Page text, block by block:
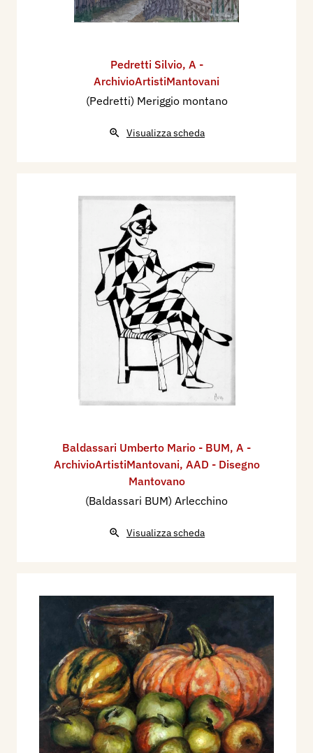
Pedretti Silvio, A -
ArchivioArtistiMantovani
(Pedretti) Meriggio montano
Visualizza scheda
Baldassari Umberto Mario - BUM, A -
ArchivioArtistiMantovani, AAD - Disegno
Mantovano
(Baldassari BUM) Arlecchino
Visualizza scheda